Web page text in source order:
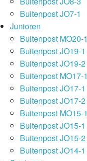
Buitenpost JO7-1
Junioren
Buitenpost MO20-1
Buitenpost JO19-1
Buitenpost JO19-2
Buitenpost MO17-1
Buitenpost JO17-1
Buitenpost JO17-2
Buitenpost MO15-1
Buitenpost JO15-1
Buitenpost JO15-2
Buitenpost JO14-1